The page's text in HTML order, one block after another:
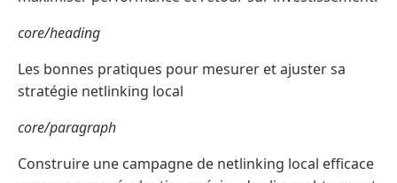
core/heading
Les bonnes pratiques pour mesurer et ajuster sa
stratégie netlinking local
core/paragraph
Construire une campagne de netlinking local efficace